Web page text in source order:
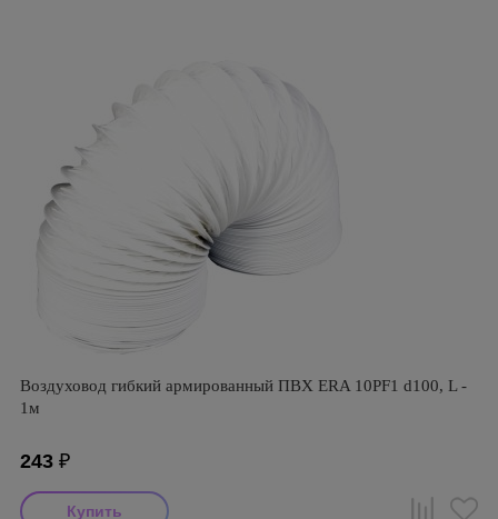
Воздуховод гибкий армированный ПВХ ERA 10PF1 d100, L -
1м
243 ₽